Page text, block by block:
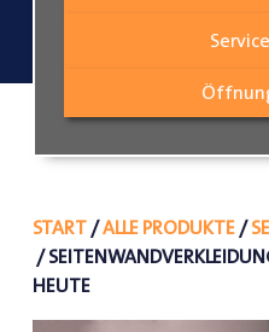
START/ALLE PRODUKTE/
/
HEUTE